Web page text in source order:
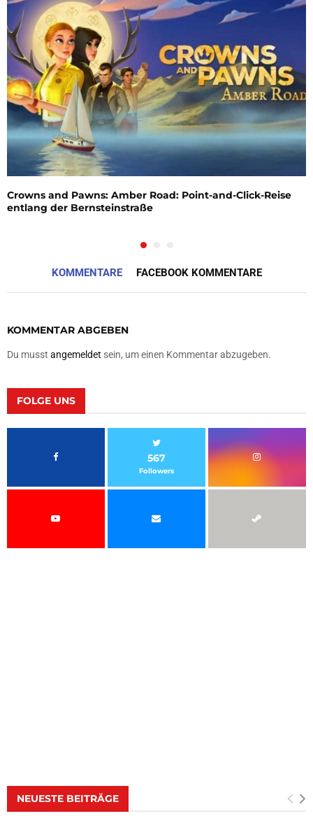
Crowns and Pawns: Amber Road: Point-and-Click-Reise
entlang der Bernsteinstraße
KOMMENTARE FACEBOOK KOMMENTARE
KOMMENTAR ABGEBEN
Du musst angemeldet sein, um einen Kommentar abzugeben.
FOLGE UNS
567
Followers
NEUESTE BEITRÄGE